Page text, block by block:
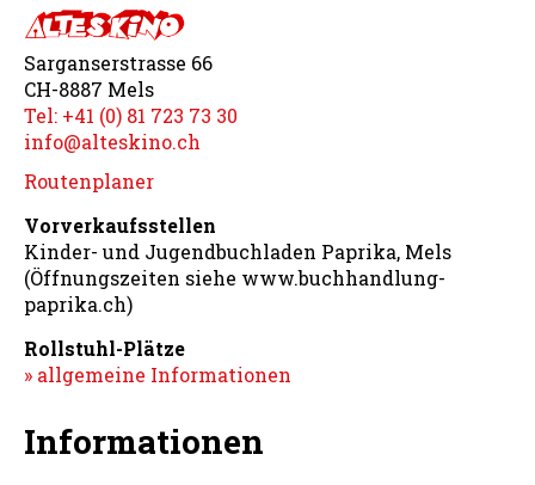
Sarganserstrasse 66
CH-8887 Mels
Tel: +41 (0) 81 723 73 30
info@alteskino.ch
Routenplaner
Vorverkaufsstellen
Kinder- und Jugendbuchladen Paprika, Mels
(Öffnungszeiten siehe www.buchhandlung-
paprika.ch)
Rollstuhl-Plätze
» allgemeine Informationen
Informationen